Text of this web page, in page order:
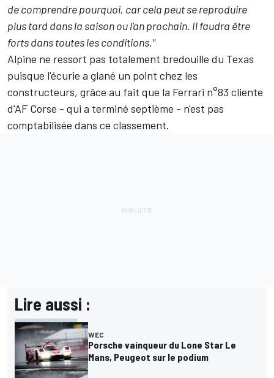
de comprendre pourquoi, car cela peut se reproduire
plus tard dans la saison ou l'an prochain. Il faudra être
forts dans toutes les conditions."
Alpine ne ressort pas totalement bredouille du Texas
puisque l'écurie a glané un point chez les
constructeurs, grâce au fait que la Ferrari n°83 cliente
d'AF Corse - qui a terminé septième - n'est pas
comptabilisée dans ce classement.
Lire aussi :
WEC
Porsche vainqueur du Lone Star Le
Mans, Peugeot sur le podium